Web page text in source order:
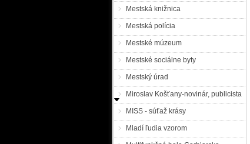
Mestská knižnica
Mestská polícia
Mestské múzeum
Mestské sociálne byty
Mestský úrad
Miroslav Košťany-novinár, publicista
MISS - súťaž krásy
Mladí ľudia vzorom